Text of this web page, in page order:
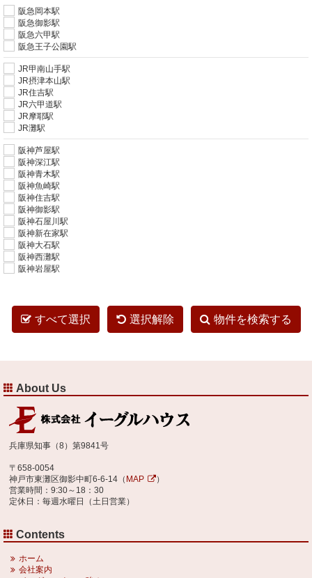
阪急岡本駅
阪急御影駅
阪急六甲駅
阪急王子公園駅
JR甲南山手駅
JR摂津本山駅
JR住吉駅
JR六甲道駅
JR摩耶駅
JR灘駅
阪神芦屋駅
阪神深江駅
阪神青木駅
阪神魚崎駅
阪神住吉駅
阪神御影駅
阪神石屋川駅
阪神新在家駅
阪神大石駅
阪神西灘駅
阪神岩屋駅
すべて選択 選択解除 物件を検索する
About Us
兵庫県知事（8）第9841号
〒658-0054
神戸市東灘区御影中町6-6-14（ MAP
）
営業時間：9:30～18：30
定休日：毎週水曜日（土日営業）
Contents
ホーム
会社案内